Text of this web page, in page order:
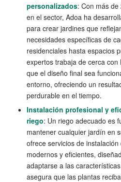
personalizados: Con más de
en el sector, Adoa ha
para crear jardines que
necesidades específicas de
residenciales hasta espacios
expertos trabaja de cerca
que el diseño final sea
entorno, ofreciendo un
perdurable en el tiempo.
Instalación profesional y
riego: Un riego adecuado es
mantener cualquier jardín en
ofrece servicios de
modernos y eficientes,
adaptarse a las
asegura que las plantas